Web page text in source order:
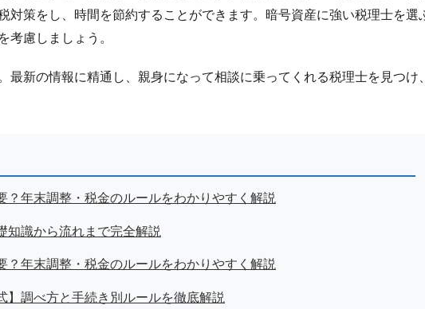
対策をし、時間を節約することができます。暗号資産に強い税理士を選
慮しましょう。
新の情報に精通し、親身になって相談に乗ってくれる税理士を見つけ、
？年末調整・税金のルールをわかりやすく解説
知識から流れまで完全解説
？年末調整・税金のルールをわかりやすく解説
】調べ方と手続き別ルールを徹底解説